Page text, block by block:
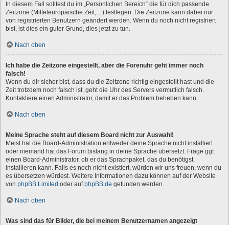
In diesem Fall solltest du im „Persönlichen Bereich“ die für dich passende
Zeitzone (Mitteleuropäische Zeit, ...) festlegen. Die Zeitzone kann dabei nur
von registrierten Benutzern geändert werden. Wenn du noch nicht registriert
bist, ist dies ein guter Grund, dies jetzt zu tun.
Nach oben
Ich habe die Zeitzone eingestellt, aber die Forenuhr geht immer noch
falsch!
Wenn du dir sicher bist, dass du die Zeitzone richtig eingestellt hast und die
Zeit trotzdem noch falsch ist, geht die Uhr des Servers vermutlich falsch.
Kontaktiere einen Administrator, damit er das Problem beheben kann.
Nach oben
Meine Sprache steht auf diesem Board nicht zur Auswahl!
Meist hat die Board-Administration entweder deine Sprache nicht installiert
oder niemand hat das Forum bislang in deine Sprache übersetzt. Frage ggf.
einen Board-Administrator, ob er das Sprachpaket, das du benötigst,
installieren kann. Falls es noch nicht existiert, würden wir uns freuen, wenn du
es übersetzen würdest. Weitere Informationen dazu können auf der Website
von phpBB Limited oder aufphpBB.de gefunden werden.
Nach oben
Was sind das für Bilder, die bei meinem Benutzernamen angezeigt